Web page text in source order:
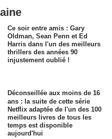
Ce soir entre amis : Gary
Oldman, Sean Penn et Ed
Harris dans l'un des meilleurs
thrillers des années 90
injustement oublié !
Déconseillée aux moins de 16
ans : la suite de cette série
Netflix adaptée de l'un des 100
meilleurs livres de tous les
temps est disponible
aujourd'hui